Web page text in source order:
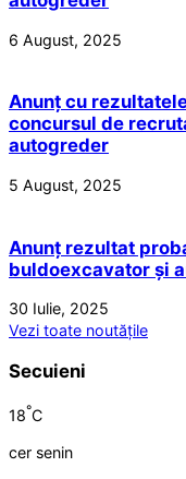
6 August, 2025
Anunț cu
concursul de
autogreder
5 August, 2025
Anunț rezultat
buldoexcavator și
30 Iulie, 2025
Vezi toate noutățile
Secuieni
18°C
cer senin